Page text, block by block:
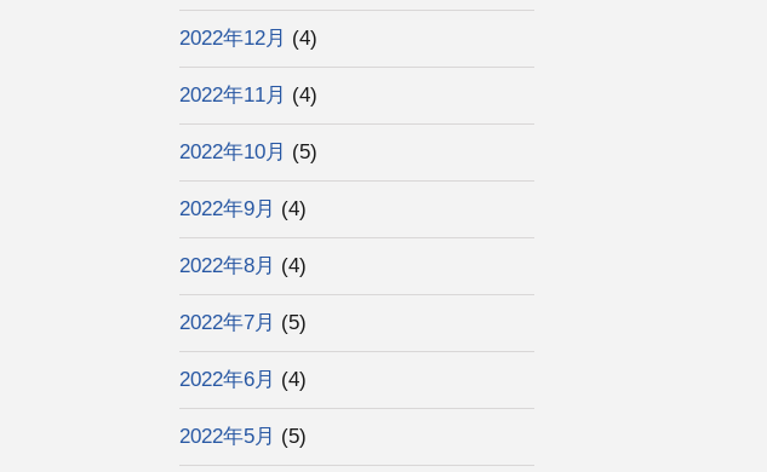
2022年12月 (4)
2022年11月 (4)
2022年10月 (5)
2022年9月 (4)
2022年8月 (4)
2022年7月 (5)
2022年6月 (4)
2022年5月 (5)